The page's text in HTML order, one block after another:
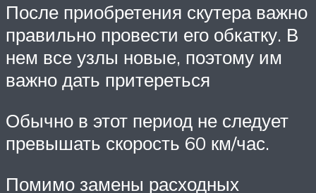
После приобретения скутера важно
правильно провести его обкатку. В
нем все узлы новые, поэтому им
важно дать притереться
Обычно в этот период не следует
превышать скорость 60 км/час.
Помимо замены расходных